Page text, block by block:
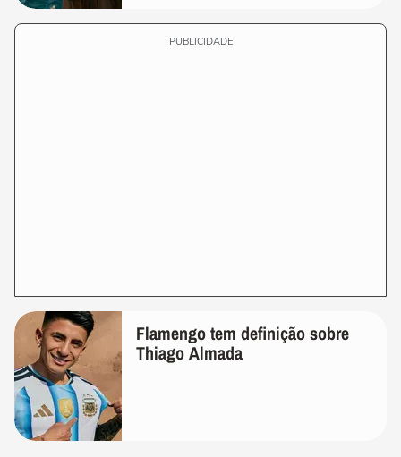
PUBLICIDADE
Flamengo tem definição sobre
Thiago Almada